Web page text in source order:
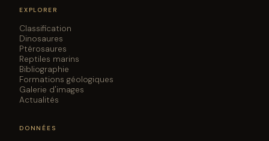
EXPLORER
Classification
Dinosaures
Ptérosaures
Reptiles marins
Bibliographie
Formations géologiques
Galerie d'images
Actualités
DONNÉES